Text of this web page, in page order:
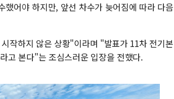
했어야 하지만, 앞선 차수가 늦어짐에 따라 다음
작하지 않은 상황"이라며 "발표가 11차 전기본
고 본다"는 조심스러운 입장을 전했다.